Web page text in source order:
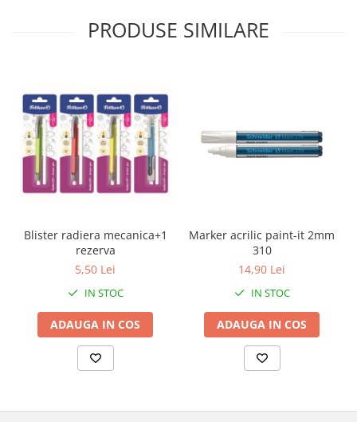
PRODUSE SIMILARE
Blister radiera mecanica+1
rezerva
5,50 Lei
IN STOC
ADAUGA IN COS
Marker acrilic paint-it 2mm
310
14,90 Lei
IN STOC
ADAUGA IN COS